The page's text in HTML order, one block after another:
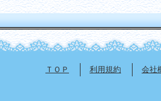
ＴＯＰ 利用規約 会社